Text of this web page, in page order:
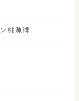
桃源郷